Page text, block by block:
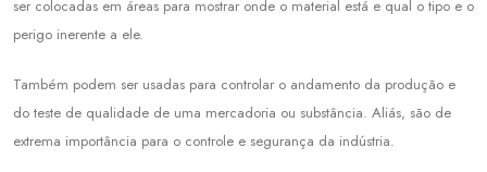
ser colocadas em áreas para mostrar onde o material está e qual o tipo e o
perigo inerente a ele.
Também podem ser usadas para controlar o andamento da produção e
do teste de qualidade de uma mercadoria ou substância. Aliás, são de
extrema importância para o controle e segurança da indústria.